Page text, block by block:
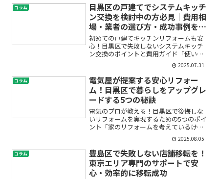
コラム
目黒区の戸建てでシステムキッチ
ン交換を検討中の方必見｜費用相
場・業者の選び方・成功事例をご
紹介
初めての戸建てキッチンリフォームも安
心！目黒区で失敗しないシステムキッチ
ン交換のポイントと費用ガイド「使い勝
手の悪いキッチンを何とかしたい」「家
族が集う場所だからこそ、もっと快適な
空間にしたい」と感じていませんか？戸
建てのキッチンリフォーム...
2025.07.31
コラム
電気屋が提案する安心リフォー
ム！目黒区で暮らしをアップグレ
ードする5つの秘訣
電気のプロが教える！目黒区で後悔しな
いリフォームを実現するための5つのポイ
ント「家のリフォームを考えているけ
ど、電気まわりが心配…」「LED照明に
したいけど、配線や工事って難しそう」
「どこの業者に頼んだら安心？」――こんな
お悩みをお持ちでは...
2025.08.05
コラム
豊島区で失敗しない店舗移転を！
東京エリア専門のサポートで安
心・効率的に移転成功